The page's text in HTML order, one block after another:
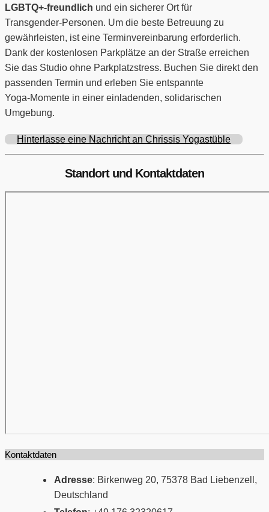
LGBTQ+-freundlich und ein sicherer Ort für
Transgender‑Personen. Um die beste Betreuung zu
gewährleisten, ist eine Terminvereinbarung erforderlich.
Dank der kostenlosen Parkplätze an der Straße erreichen
Sie das Studio ohne Parkplatzstress. Buchen Sie direkt den
passenden Termin und erleben Sie entspannte
Yoga‑Momente in einer einladenden, solidarischen
Umgebung.
Hinterlasse eine Nachricht an Chrissis Yogastüble
Standort und Kontaktdaten
Kontaktdaten
Adresse: Birkenweg 20, 75378 Bad Liebenzell,
Deutschland